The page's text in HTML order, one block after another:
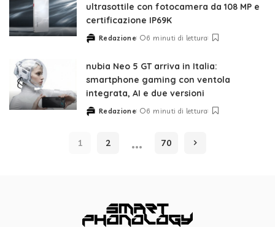
ultrasottile con fotocamera da 108 MP e
certificazione IP69K
Posted
Redazione 6 minuti di lettura
nubia Neo 5 GT arriva in Italia:
smartphone gaming con ventola
integrata, AI e due versioni
Posted
Redazione 6 minuti di lettura
1 2 … 70